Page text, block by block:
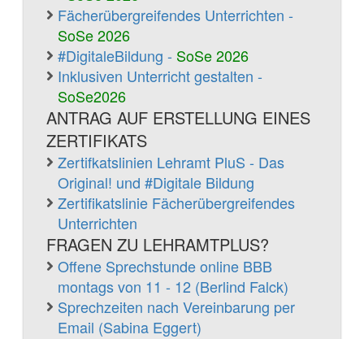
Fächerübergreifendes Unterrichten -
SoSe 2026
#DigitaleBildung - SoSe 2026
Inklusiven Unterricht gestalten -
SoSe2026
ANTRAG AUF ERSTELLUNG EINES
ZERTIFIKATS
Zertifkatslinien Lehramt PluS - Das
Original! und #Digitale Bildung
Zertifikatslinie Fächerübergreifendes
Unterrichten
FRAGEN ZU LEHRAMTPLUS?
Offene Sprechstunde online BBB
montags von 11 - 12 (Berlind Falck)
Sprechzeiten nach Vereinbarung per
Email (Sabina Eggert)